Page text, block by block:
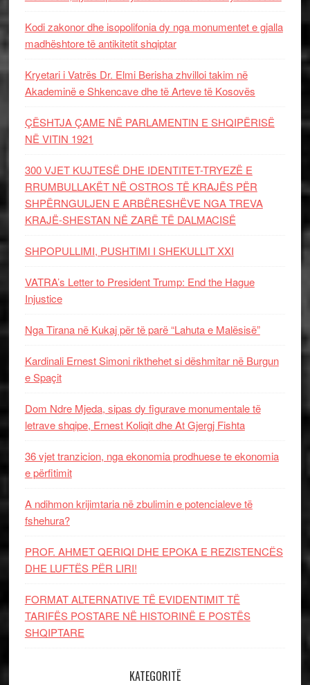
Kodi zakonor dhe isopolifonia dy nga monumentet e gjalla
madhështore të antikitetit shqiptar
Kryetari i Vatrës Dr. Elmi Berisha zhvilloi takim në
Akademinë e Shkencave dhe të Arteve të Kosovës
ÇËSHTJA ÇAME NË PARLAMENTIN E SHQIPËRISË
NË VITIN 1921
300 VJET KUJTESË DHE IDENTITET-TRYEZË E
RRUMBULLAKËT NË OSTROS TË KRAJËS PËR
SHPËRNGULJEN E ARBËRESHËVE NGA TREVA
KRAJË-SHESTAN NË ZARË TË DALMACISË
SHPOPULLIMI, PUSHTIMI I SHEKULLIT XXI
VATRA’s Letter to President Trump: End the Hague
Injustice
Nga Tirana në Kukaj për të parë “Lahuta e Malësisë”
Kardinali Ernest Simoni rikthehet si dëshmitar në Burgun
e Spaçit
Dom Ndre Mjeda, sipas dy figurave monumentale të
letrave shqipe, Ernest Koliqit dhe At Gjergj Fishta
36 vjet tranzicion, nga ekonomia prodhuese te ekonomia
e përfitimit
A ndihmon krijimtaria në zbulimin e potencialeve të
fshehura?
PROF. AHMET QERIQI DHE EPOKA E REZISTENCЁS
DHE LUFTЁS PЁR LIRI!
FORMAT ALTERNATIVE TË EVIDENTIMIT TË
TARIFËS POSTARE NË HISTORINË E POSTËS
SHQIPTARE
KATEGORITË